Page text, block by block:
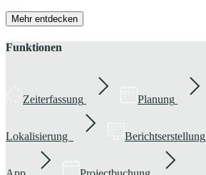
Mehr entdecken
Funktionen
Zeiterfassung Planung
Lokalisierung Berichtserstellung